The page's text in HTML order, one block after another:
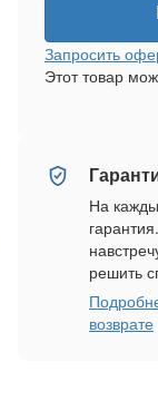
Запросить
Этот товар
На
решить
возврате